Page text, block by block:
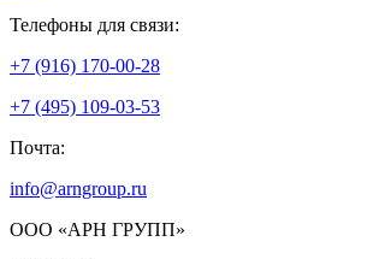
Телефоны для связи:
+7 (916) 170-00-28
+7 (495) 109-03-53
Почта:
info@arngroup.ru
ООО «АРН ГРУПП»